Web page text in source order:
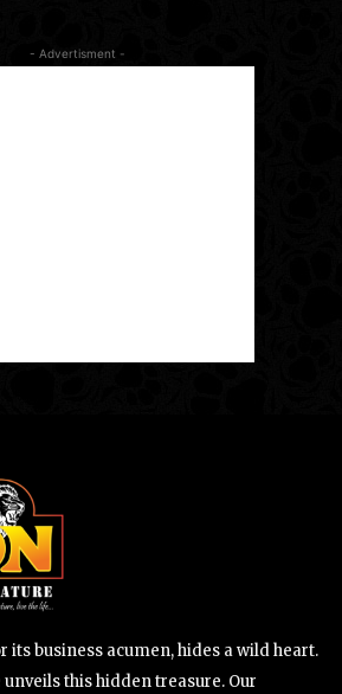
- Advertisment -
its business acumen, hides a wild heart.
this hidden treasure. Our